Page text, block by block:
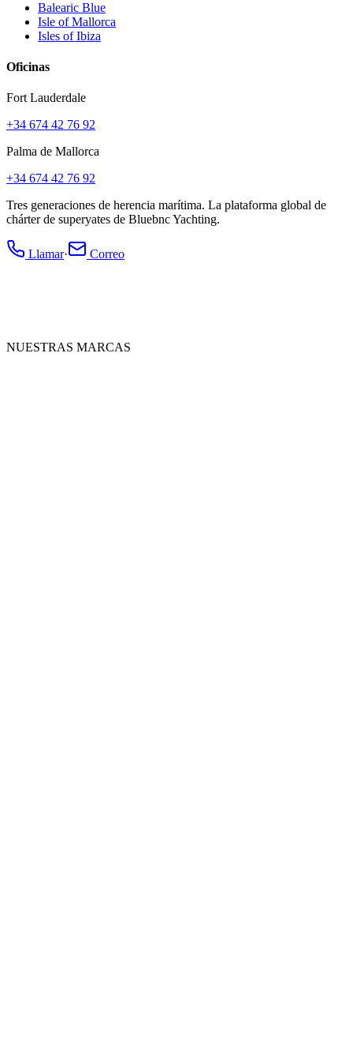
Balearic Blue
Isle of Mallorca
Isles of Ibiza
Oficinas
Fort Lauderdale
+34 674 42 76 92
Palma de Mallorca
+34 674 42 76 92
Tres generaciones de herencia marítima. La plataforma global de
chárter de superyates de Bluebnc Yachting.
Llamar· Correo
NUESTRAS MARCAS